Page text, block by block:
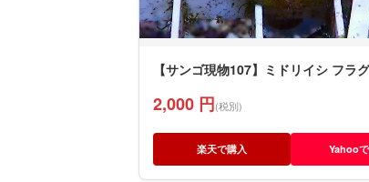
【サンゴ現物107】ミドリイシ フラグ
2,000 円(税別)
楽天で購入 Yahoo